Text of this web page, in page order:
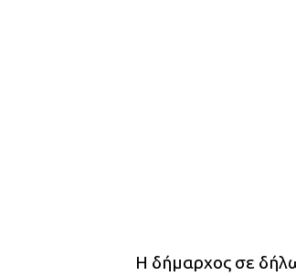
Η δήμαρχος σε